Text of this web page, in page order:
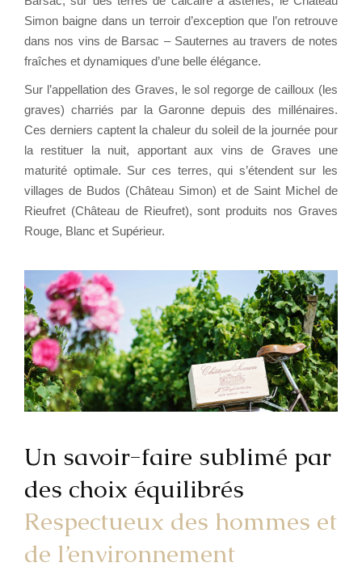
Simon baigne dans un terroir d’exception que l’on retrouve
dans nos vins de Barsac – Sauternes au travers de notes
fraîches et dynamiques d’une belle élégance.
Sur l’appellation des Graves, le sol regorge de cailloux (les
graves) charriés par la Garonne depuis des millénaires.
Ces derniers captent la chaleur du soleil de la journée pour
la restituer la nuit, apportant aux vins de Graves une
maturité optimale. Sur ces terres, qui s’étendent sur les
villages de Budos (Château Simon) et de Saint Michel de
Rieufret (Château de Rieufret), sont produits nos Graves
Rouge, Blanc et Supérieur.
Un savoir-faire sublimé par
des choix équilibrés
Respectueux des hommes et
de l’environnement